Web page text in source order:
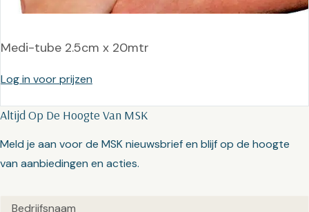
Medi-tube 2.5cm x 20mtr
Log in voor prijzen
Altijd Op De Hoogte Van MSK
Meld je aan voor de MSK nieuwsbrief en blijf op de hoogte
van aanbiedingen en acties.
Untitled(Vereist)